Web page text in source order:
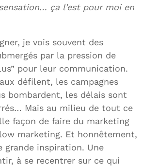
ça l’est pour moi en
je vois souvent des
par la pression de
pour leur communication.
défilent, les campagnes
bombardent, les délais sont
Mais au milieu de tout ce
façon de faire du marketing
marketing. Et honnêtement,
grande inspiration. Une
à se recentrer sur ce qui